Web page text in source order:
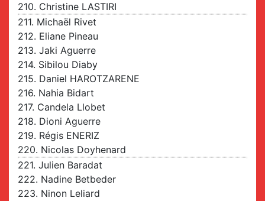
210. Christine LASTIRI
211. Michaël Rivet
212. Eliane Pineau
213. Jaki Aguerre
214. Sibilou Diaby
215. Daniel HAROTZARENE
216. Nahia Bidart
217. Candela Llobet
218. Dioni Aguerre
219. Régis ENERIZ
220. Nicolas Doyhenard
221. Julien Baradat
222. Nadine Betbeder
223. Ninon Leliard